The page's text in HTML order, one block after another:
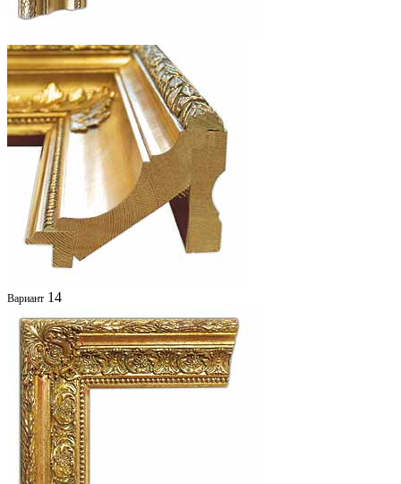
Вариант 14